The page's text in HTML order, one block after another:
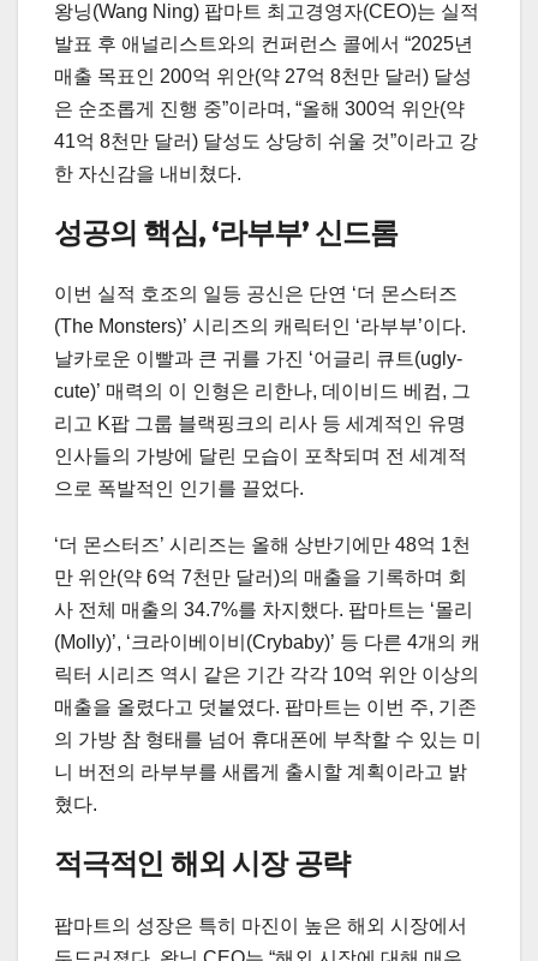
왕닝(Wang Ning) 팝마트 최고경영자(CEO)는 실적
발표 후 애널리스트와의 컨퍼런스 콜에서 “2025년
매출 목표인 200억 위안(약 27억 8천만 달러) 달성
은 순조롭게 진행 중”이라며, “올해 300억 위안(약
41억 8천만 달러) 달성도 상당히 쉬울 것”이라고 강
한 자신감을 내비쳤다.
성공의 핵심, ‘라부부’ 신드롬
이번 실적 호조의 일등 공신은 단연 ‘더 몬스터즈
(The Monsters)’ 시리즈의 캐릭터인 ‘라부부’이다.
날카로운 이빨과 큰 귀를 가진 ‘어글리 큐트(ugly-
cute)’ 매력의 이 인형은 리한나, 데이비드 베컴, 그
리고 K팝 그룹 블랙핑크의 리사 등 세계적인 유명
인사들의 가방에 달린 모습이 포착되며 전 세계적
으로 폭발적인 인기를 끌었다.
‘더 몬스터즈’ 시리즈는 올해 상반기에만 48억 1천
만 위안(약 6억 7천만 달러)의 매출을 기록하며 회
사 전체 매출의 34.7%를 차지했다. 팝마트는 ‘몰리
(Molly)’, ‘크라이베이비(Crybaby)’ 등 다른 4개의 캐
릭터 시리즈 역시 같은 기간 각각 10억 위안 이상의
매출을 올렸다고 덧붙였다. 팝마트는 이번 주, 기존
의 가방 참 형태를 넘어 휴대폰에 부착할 수 있는 미
니 버전의 라부부를 새롭게 출시할 계획이라고 밝
혔다.
적극적인 해외 시장 공략
팝마트의 성장은 특히 마진이 높은 해외 시장에서